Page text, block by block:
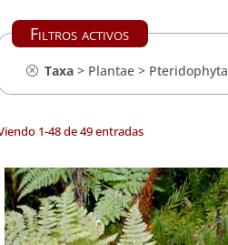
Filtros activos
Taxa> Plantae> Pteridophyta
1-48 de 49 entradas